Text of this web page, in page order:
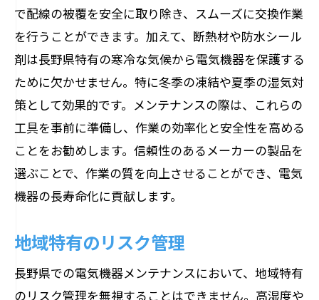
で配線の被覆を安全に取り除き、スムーズに交換作業
を行うことができます。加えて、断熱材や防水シール
剤は長野県特有の寒冷な気候から電気機器を保護する
ために欠かせません。特に冬季の凍結や夏季の湿気対
策として効果的です。メンテナンスの際は、これらの
工具を事前に準備し、作業の効率化と安全性を高める
ことをお勧めします。信頼性のあるメーカーの製品を
選ぶことで、作業の質を向上させることができ、電気
機器の長寿命化に貢献します。
地域特有のリスク管理
長野県での電気機器メンテナンスにおいて、地域特有
のリスク管理を無視することはできません。高湿度や